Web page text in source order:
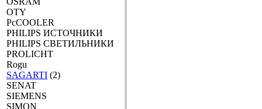
OTY
PcCOOLER
PHILIPS ИСТОЧНИКИ
PHILIPS СВЕТИЛЬНИКИ
PROLICHT
Rogu
SAGARTI (2)
SENAT
SIEMENS
SIMON